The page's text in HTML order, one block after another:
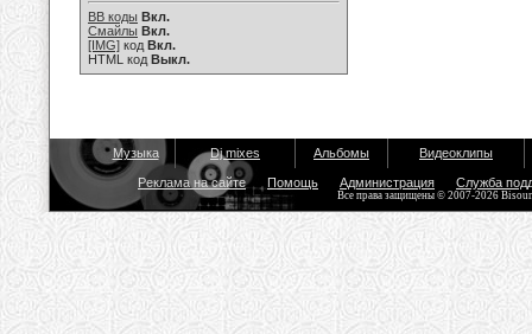
BB коды Вкл.
Смайлы Вкл.
[IMG] код Вкл.
HTML код Выкл.
Музыка Dj mixes Альбомы Видеоклипы
Реклама на сайте Помощь Администрация Служба
Все права защищены © 2007-2026